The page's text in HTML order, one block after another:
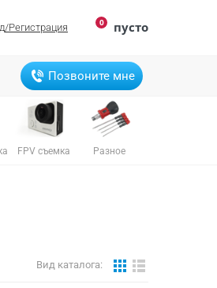
0 пусто
/Регистрация
Позвоните мне
FPV съемка Разное
Вид каталога: